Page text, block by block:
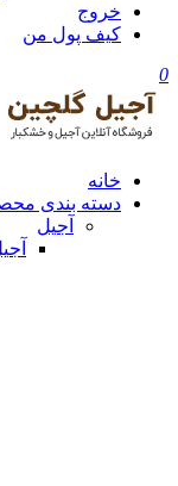
خروج
کیف پول من
0
خانه
دسته بندی
آجیل